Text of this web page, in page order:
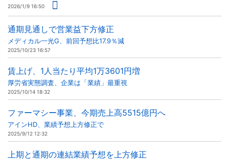
2026/1/9 16:50
通期見通しで営業益下方修正
メディカル一光G、前回予想比17.9％減
2025/10/23 16:57
賃上げ、1人当たり平均1万3601円増
厚労省実態調査、企業は「業績」最重視
2025/10/14 18:32
ファーマシー事業、今期売上高5515億円へ
アインHD、業績予想上方修正で
2025/9/12 12:32
上期と通期の連結業績予想を上方修正